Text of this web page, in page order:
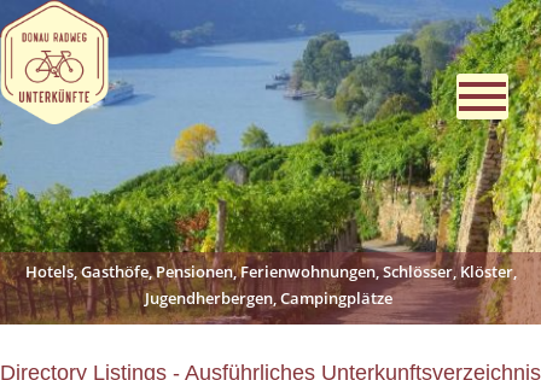
Hotels, Gasthöfe, Pensionen, Ferienwohnungen, Schlösser, Klöster,
Jugendherbergen, Campingplätze
Directory Listings - Ausführliches Unterkunftsverzeichnis